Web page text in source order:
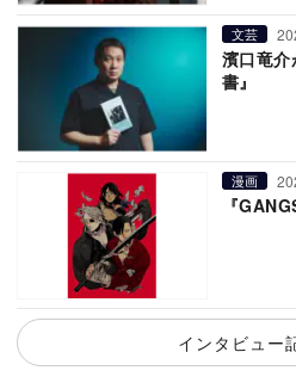
文芸
濱口竜
書』
漫画
『
インタビュー